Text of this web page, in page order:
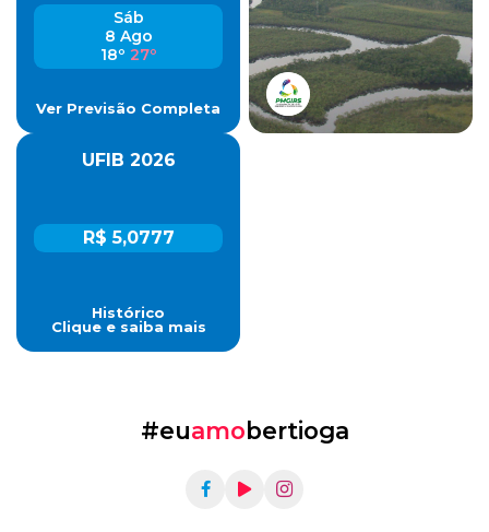
Sáb
8 Ago
18º 27º
Ver Previsão Completa
UFIB 2026
R$ 5,0777
Histórico
Clique e saiba mais
#euamobertioga